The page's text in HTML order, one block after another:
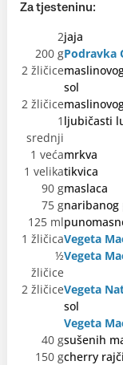
Za tjesteninu:
2jaja
200 gPodravka
2 žličice
sol
2 žličice
1
srednji
ljubičasti
1 većamrkva
1 velikatikvica
90 gmaslaca
75 gnaribanog
125 ml
1 žličicaVegeta
½
žličice
Vegeta
2 žličiceVegeta
sol
Vegeta
40 gsušenih
150 gcherry